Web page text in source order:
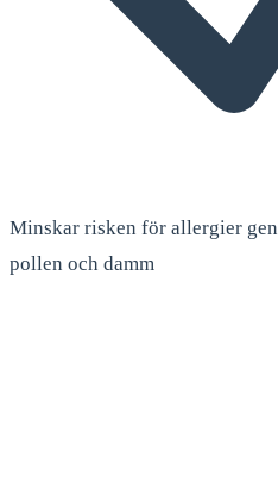
Minskar risken för allergier
pollen och damm